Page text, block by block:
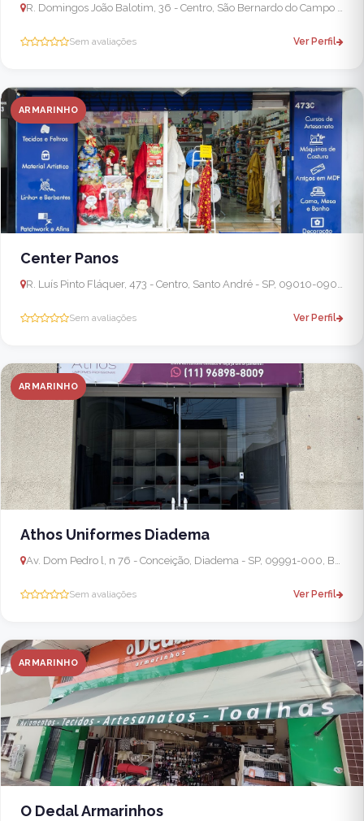
R. Domingos João Balotim, 36 - Centro, São Bernardo do Campo - SP, 09725-630, Brasil
Sem avaliações Ver Perfil
ARMARINHO
Center Panos
R. Luís Pinto Fláquer, 473 - Centro, Santo André - SP, 09010-090, Brasil
Sem avaliações Ver Perfil
ARMARINHO
Athos Uniformes Diadema
Av. Dom Pedro l, n 76 - Conceição, Diadema - SP, 09991-000, Brasil
Sem avaliações Ver Perfil
ARMARINHO
O Dedal Armarinhos